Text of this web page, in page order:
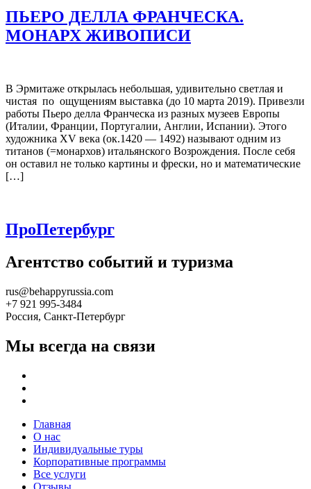
ПЬЕРО ДЕЛЛА ФРАНЧЕСКА.
МОНАРХ ЖИВОПИСИ
В Эрмитаже открылась небольшая, удивительно светлая и
чистая по ощущениям выставка (до 10 марта 2019). Привезли
работы Пьеро делла Франческа из разных музеев Европы
(Италии, Франции, Португалии, Англии, Испании). Этого
художника XV века (ок.1420 — 1492) называют одним из
титанов (=монархов) итальянского Возрождения. После себя
он оставил не только картины и фрески, но и математические
[…]
ПроПетербург
Агентство событий и туризма
rus@behappyrussia.com
+7 921 995-3484
Россия, Санкт-Петербург
Мы всегда на связи
Главная
О нас
Индивидуальные туры
Корпоративные программы
Все услуги
Отзывы